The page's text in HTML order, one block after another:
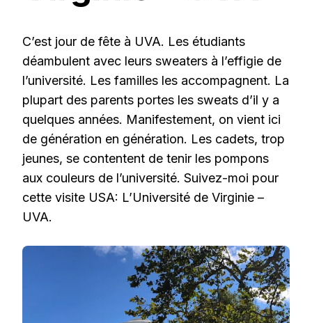
C’est jour de fête à UVA. Les étudiants
déambulent avec leurs sweaters à l’effigie de
l’université. Les familles les accompagnent. La
plupart des parents portes les sweats d’il y a
quelques années. Manifestement, on vient ici
de génération en génération. Les cadets, trop
jeunes, se contentent de tenir les pompons
aux couleurs de l’université. Suivez-moi pour
cette visite USA: L’Université de Virginie –
UVA.